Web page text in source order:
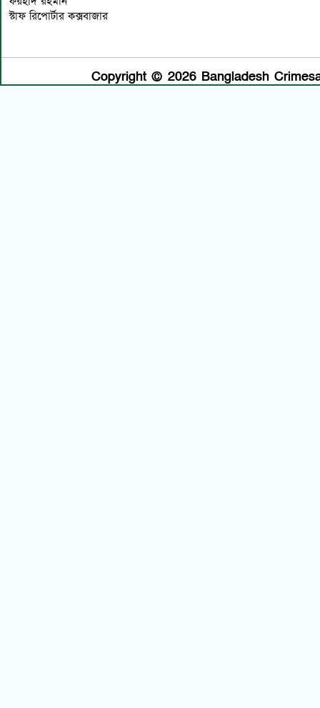
স্টাফ রিপোর্টার কক্সবাজার
Copyright © 2026 Bangladesh